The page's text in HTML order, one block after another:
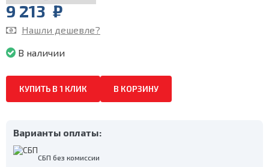
9 213₽
Нашли дешевле?
В наличии
КУПИТЬ В 1 КЛИК В КОРЗИНУ
Варианты оплаты:
СБП без комиссии